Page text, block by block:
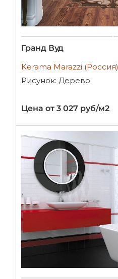
Гранд Вуд
Kerama Marazzi (Россия)
Рисунок: Дерево
Цена от 3 027 руб/м2